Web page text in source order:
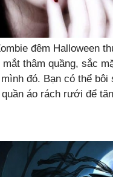
đêm Halloween
thâm quầng, sắc
đó. Bạn có thể bôi
áo rách rưới để